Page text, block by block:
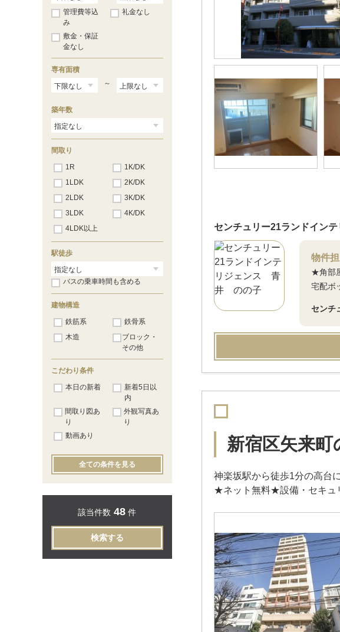
センチュリー21ランドインテ
物件
★角部
宅配ボ
センチ
新宿区矢来
神楽坂駅から徒歩1分の高台
★ネット無料★設備・セキュ
都庁前（13）
西新宿五丁目 （38）
中野坂上
東中野（16）
中井 （2）
落合南長崎（1）
新江古田
練馬（132）
豊島園
管理費等込
み
礼金なし
敷金・保証
金なし
専有面積
～
築年数
間取り
1R
1K/DK
1LDK
2K/DK
2LDK
3K/DK
3LDK
4K/DK
4LDK以上
駅徒歩
バスの乗車時間も含める
建物構造
鉄筋系
鉄骨系
木造
ブロック・
その他
こだわり条件
本日の新着
新着5日以
内
間取り図あ
り
外観写真あ
り
動画あり
全ての条件を見る
該当件数 48 件
検索する